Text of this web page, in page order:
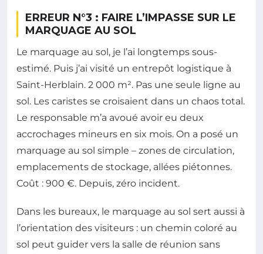
ERREUR N°3 : FAIRE L’IMPASSE SUR LE
MARQUAGE AU SOL
Le marquage au sol, je l’ai longtemps sous-
estimé. Puis j’ai visité un entrepôt logistique à
Saint-Herblain. 2 000 m². Pas une seule ligne au
sol. Les caristes se croisaient dans un chaos total.
Le responsable m’a avoué avoir eu deux
accrochages mineurs en six mois. On a posé un
marquage au sol simple – zones de circulation,
emplacements de stockage, allées piétonnes.
Coût : 900 €. Depuis, zéro incident.
Dans les bureaux, le marquage au sol sert aussi à
l’orientation des visiteurs : un chemin coloré au
sol peut guider vers la salle de réunion sans